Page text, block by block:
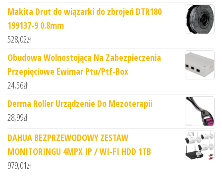
Makita Drut do wiązarki do zbrojeń DTR180
199137-9 0.8mm
528,02zł
Obudowa Wolnostojąca Na Zabezpieczenia
Przepięciowe Ewimar Ptu/Ptf-Box
24,56zł
Derma Roller Urządzenie Do Mezoterapii
28,99zł
DAHUA BEZPRZEWODOWY ZESTAW
MONITORINGU 4MPX IP / WI-FI HDD 1TB
979,01zł